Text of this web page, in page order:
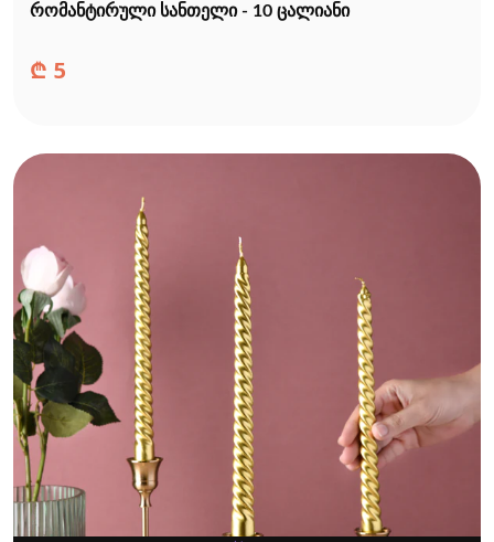
რომანტირული სანთელი - 10 ცალიანი
₾ 5